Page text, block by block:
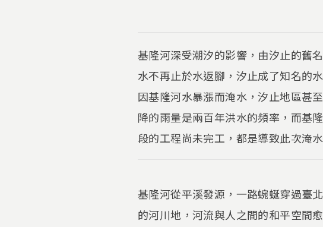
基隆河深受潮汐的影響，由汐止的舊
水不再止於水返腳，汐止成了知名的
因基隆河水暴漲而淹水，汐止地區甚
降的雨量是兩百年洪水的頻率，而基
段的工程尚未完工，都是導致此次淹
基隆河從平溪發源，一路蜿蜒穿過臺
的河川地，河流與人之間的和平空間